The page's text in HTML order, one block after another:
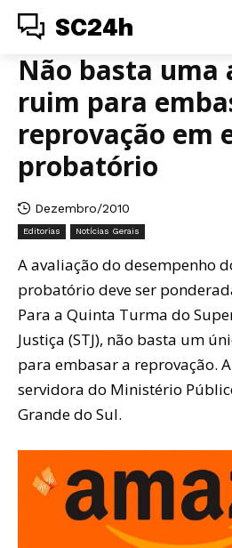
SC24h
Não basta uma
ruim para
reprovação em
probatório
Dezembro/2010
Editorias Notícias Gerais
A avaliação do desempenho
probatório deve ser
Para a Quinta Turma do
Justiça (STJ), não basta um
para embasar a reprovação.
servidora do Ministério
Grande do Sul.